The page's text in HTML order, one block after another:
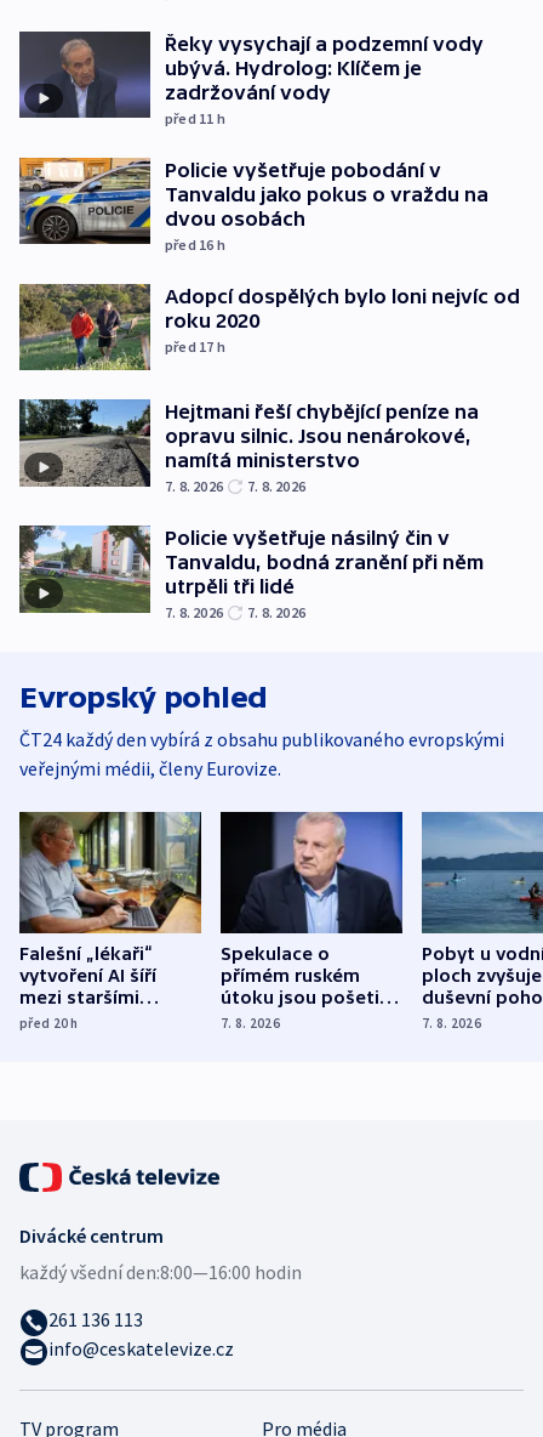
Řeky vysychají a podzemní vody
ubývá. Hydrolog: Klíčem je
zadržování vody
před 11 h
Policie vyšetřuje pobodání v
Tanvaldu jako pokus o vraždu na
dvou osobách
před 16 h
Adopcí dospělých bylo loni nejvíc od
roku 2020
před 17 h
Hejtmani řeší chybějící peníze na
opravu silnic. Jsou nenárokové,
namítá ministerstvo
7. 8. 2026 7. 8. 2026
Policie vyšetřuje násilný čin v
Tanvaldu, bodná zranění při něm
utrpěli tři lidé
7. 8. 2026 7. 8. 2026
Evropský pohled
ČT24 každý den vybírá z obsahu publikovaného evropskými
veřejnými médii, členy Eurovize.
Falešní „lékaři“
vytvoření AI šíří
mezi staršími
Poláky nebezpečné
před 20h
Spekulace o
přímém ruském
útoku jsou pošetilé,
míní estonský
7. 8. 2026
Pobyt u
ploch zvyšuje
duševní
ukázala
7. 8. 2026
TV program Pro média
Divácké centrum
každý všední den:8:00—16:00 hodin
261 136 113
info@ceskatelevize.cz